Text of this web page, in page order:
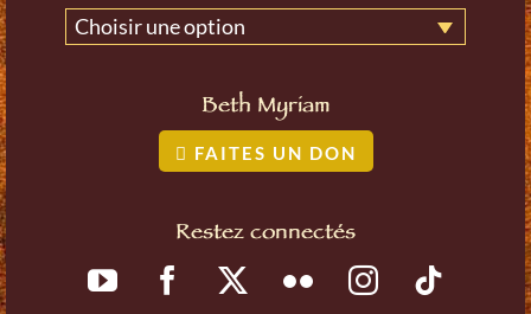
Choisir une option
Beth Myriam
FAITES UN DON
Restez connectés